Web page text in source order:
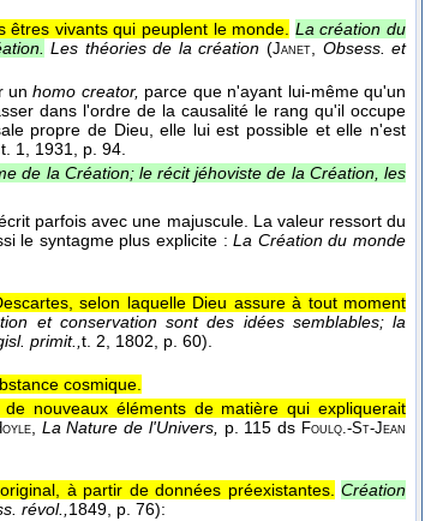
vivants qui peuplent le monde. La création du
Les théories de la création (Janet, Obsess. et
unhomo creator, parce que n'ayant lui-même qu'un
dans l'ordre de la causalité le rang qu'il occupe
propre de Dieu, elle lui est possible et elle n'est
t. 1, 1931, p. 94.
de la Création; le récit jéhoviste de la Création, les
parfois avec une majuscule. La valeur ressort du
le syntagme plus explicite :La Création du monde
selon laquelle Dieu assure à tout moment
et conservation sont des idées semblables; la
primit.,t. 2, 1802, p. 60).
cosmique.
de nouveaux éléments de matière qui expliquerait
, La Nature de l'Univers, p. 115 ds Foulq.-St-Jean
à partir de données préexistantes. Création
révol.,1849, p. 76):